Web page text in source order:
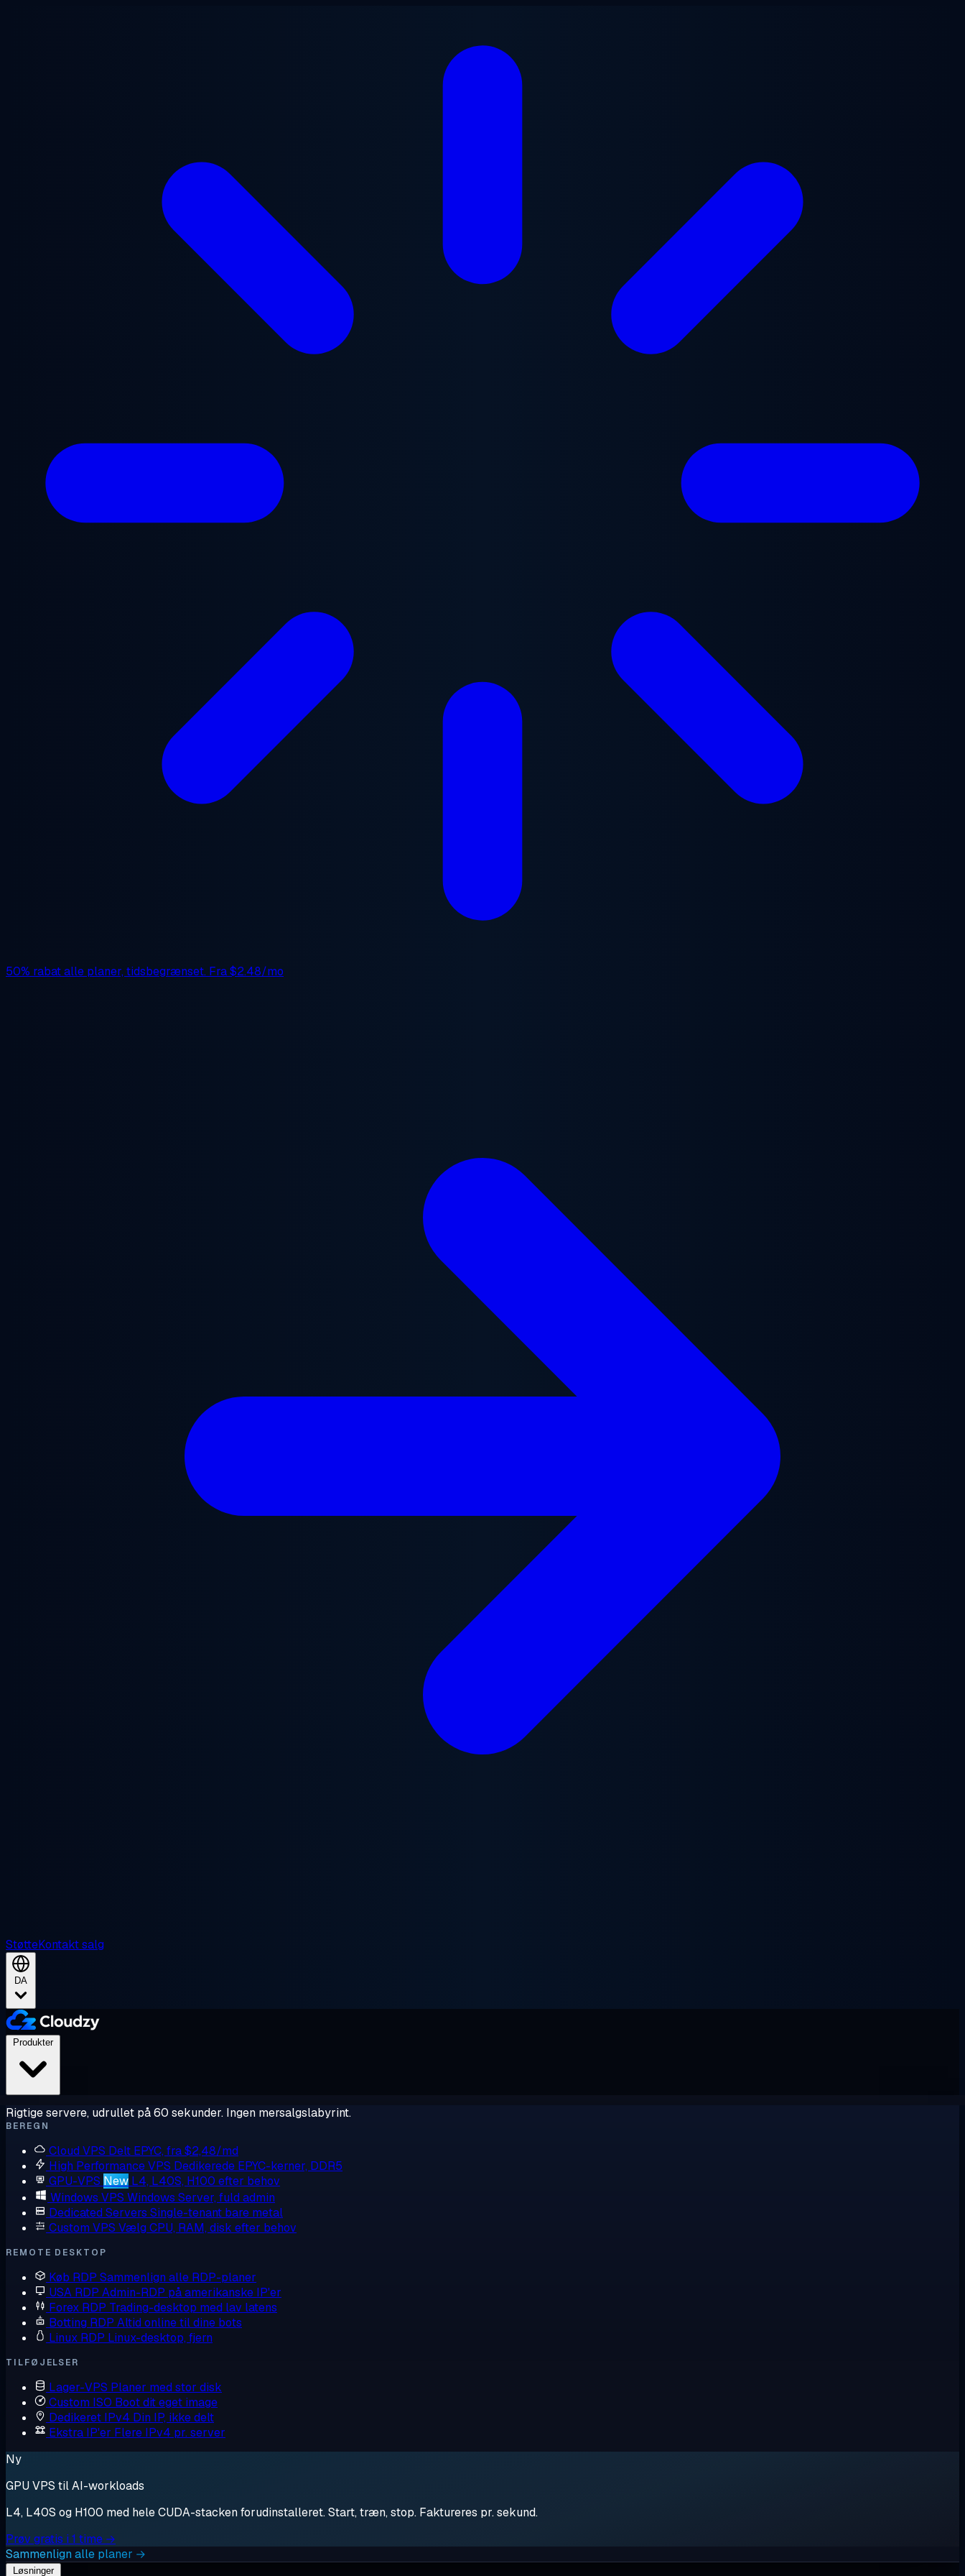
50% rabatalle planer, tidsbegrænset. Fra$2.48/mo
StøtteKontakt salg
DA
Produkter
Rigtige servere, udrullet på 60 sekunder. Ingen mersalgslabyrint.
BEREGN
Cloud VPS Delt EPYC, fra $2,48/md
High Performance VPS Dedikerede EPYC-kerner, DDR5
GPU-VPS New L4, L40S, H100 efter behov
Windows VPS Windows Server, fuld admin
Dedicated Servers Single-tenant bare metal
Custom VPS Vælg CPU, RAM, disk efter behov
REMOTE DESKTOP
Køb RDP Sammenlign alle RDP-planer
USA RDP Admin-RDP på amerikanske IP'er
Forex RDP Trading-desktop med lav latens
Botting RDP Altid online til dine bots
Linux RDP Linux-desktop, fjern
TILFØJELSER
Lager-VPS Planer med stor disk
Custom ISO Boot dit eget image
Dedikeret IPv4 Din IP, ikke delt
Ekstra IP'er Flere IPv4 pr. server
Ny
GPU VPS til AI-workloads
L4, L40S og H100 med hele CUDA-stacken forudinstalleret. Start, træn, stop. Faktureres pr. sekund.
Prøv gratis i 1 time →
Sammenlign alle planer →
Løsninger